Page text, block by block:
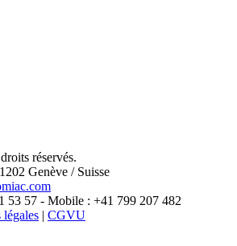
X
réservés.
Genève / Suisse
53 57 - Mobile : +41 799 207 482
| CGVU